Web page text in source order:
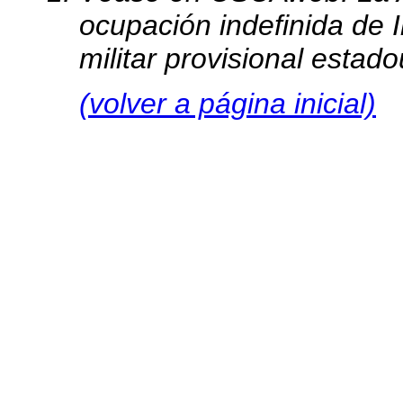
ocupación indefinida de
militar provisional
(volver a página inicial)